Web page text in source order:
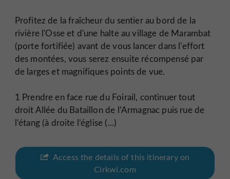
Profitez de la fraîcheur du sentier au bord de la
rivière l'Osse et d'une halte au village de Marambat
(porte fortifiée) avant de vous lancer dans l'effort
des montées, vous serez ensuite récompensé par
de larges et magnifiques points de vue.
1 Prendre en face rue du Foirail, continuer tout
droit Allée du Bataillon de l’Armagnac puis rue de
l’étang (à droite l’église (...)
Access the details of this itinerary on
Cirkwi.com